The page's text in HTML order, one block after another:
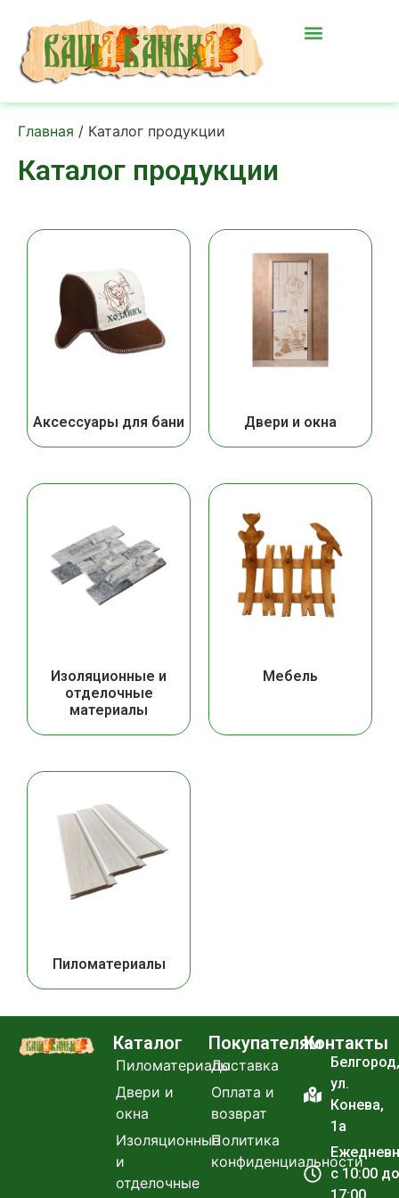
Главная / Каталог продукции
Каталог продукции
Аксессуары для бани Двери и окна
Изоляционные и
отделочные
материалы
Мебель
Пиломатериалы
Каталог
Пиломатериалы
Двери и
окна
Изоляционные
и
отделочные
Покупателям
Доставка
Оплата и
возврат
Политика
конфиденциальности
Контакты
Белгород,
ул.
Конева,
1а
с 10:00 до